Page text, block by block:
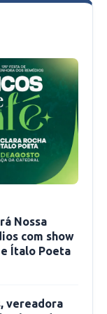
Nossa
com show
e Ítalo Poeta
vereadora